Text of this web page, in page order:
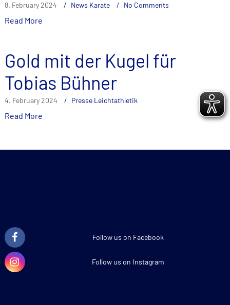
8. February 2024 News Karate No Comments
Read More
Gold mit der Kugel für
Tobias Bühner
4. February 2024 Presse Leichtathletik
Read More
Follow us on Facebook
Follow us on Instagram